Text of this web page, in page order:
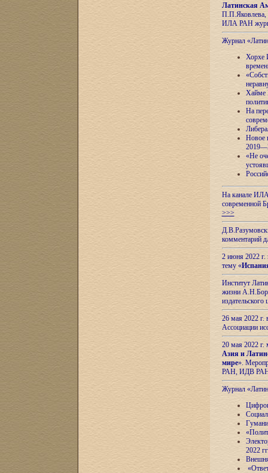
Латинская
П.П.Яковлева,
ИЛА РАН
Журнал
Хорхе
Хайме
На
Новое
«Не
На канале ИЛА
современной
>>>
комментарий
2 июня 2022 г.
тему «
Институт
жизни
26 мая 2022
Ассоциации
20 мая 2022
Азия и
мире».
РАН, ИДВ
Журнал
2022